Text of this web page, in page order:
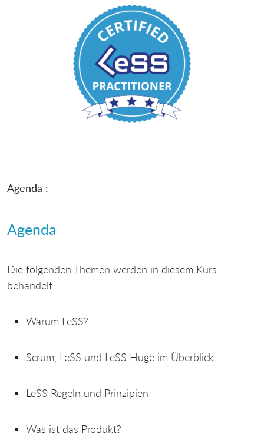
Agenda :
Agenda
Die folgenden Themen werden in diesem Kurs
behandelt:
Warum LeSS?
Scrum, LeSS und LeSS Huge im Überblick
LeSS Regeln und Prinzipien
Was ist das Produkt?